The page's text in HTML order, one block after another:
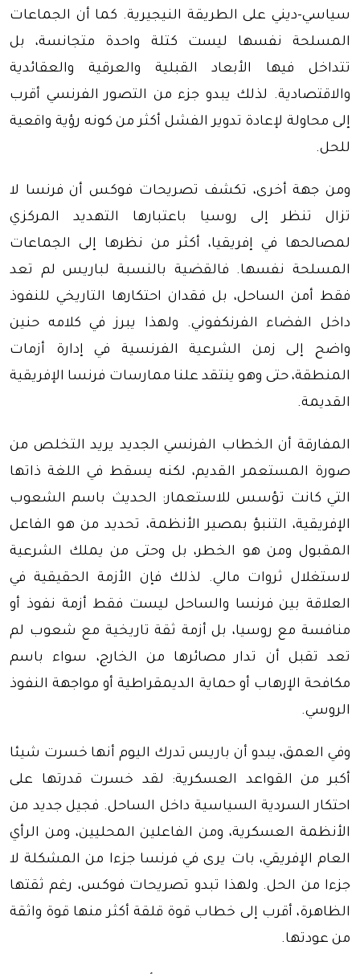
سياسي-ديني على الطريقة النيجيرية. كما أن الجماعات
المسلحة نفسها ليست كتلة واحدة متجانسة، بل
تتداخل فيها الأبعاد القبلية والعرقية والعقائدية
والاقتصادية. لذلك يبدو جزء من التصور الفرنسي أقرب
إلى محاولة لإعادة تدوير الفشل أكثر من كونه رؤية واقعية
للحل.
ومن جهة أخرى، تكشف تصريحات فوكس أن فرنسا لا
تزال تنظر إلى روسيا باعتبارها التهديد المركزي
لمصالحها في إفريقيا، أكثر من نظرها إلى الجماعات
المسلحة نفسها. فالقضية بالنسبة لباريس لم تعد
فقط أمن الساحل، بل فقدان احتكارها التاريخي للنفوذ
داخل الفضاء الفرنكفوني. ولهذا يبرز في كلامه حنين
واضح إلى زمن الشرعية الفرنسية في إدارة أزمات
المنطقة، حتى وهو ينتقد علنا ممارسات فرنسا الإفريقية
القديمة.
المفارقة أن الخطاب الفرنسي الجديد يريد التخلص من
صورة المستعمر القديم، لكنه يسقط في اللغة ذاتها
التي كانت تؤسس للاستعمار: الحديث باسم الشعوب
الإفريقية، التنبؤ بمصير الأنظمة، تحديد من هو الفاعل
المقبول ومن هو الخطر، بل وحتى من يملك الشرعية
لاستغلال ثروات مالي. لذلك فإن الأزمة الحقيقية في
العلاقة بين فرنسا والساحل ليست فقط أزمة نفوذ أو
منافسة مع روسيا، بل أزمة ثقة تاريخية مع شعوب لم
تعد تقبل أن تدار مصائرها من الخارج، سواء باسم
مكافحة الإرهاب أو حماية الديمقراطية أو مواجهة النفوذ
الروسي.
وفي العمق، يبدو أن باريس تدرك اليوم أنها خسرت شيئا
أكبر من القواعد العسكرية: لقد خسرت قدرتها على
احتكار السردية السياسية داخل الساحل. فجيل جديد من
الأنظمة العسكرية، ومن الفاعلين المحليين، ومن الرأي
العام الإفريقي، بات يرى في فرنسا جزءا من المشكلة لا
جزءا من الحل. ولهذا تبدو تصريحات فوكس، رغم ثقتها
الظاهرة، أقرب إلى خطاب قوة قلقة أكثر منها قوة واثقة
من عودتها.